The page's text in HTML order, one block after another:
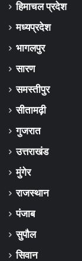
हिमाचल प्रदेश
मध्यप्रदेश
भागलपुर
सारण
समस्तीपुर
सीतामढ़ी
गुजरात
उत्तराखंड
मुंगेर
राजस्थान
पंजाब
सुपौल
सिवान